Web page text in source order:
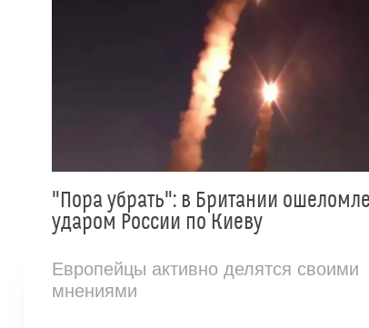
"Пора убрать": в Британии
ударом России по Киеву
Европейцы активно делятся своими
мнениями